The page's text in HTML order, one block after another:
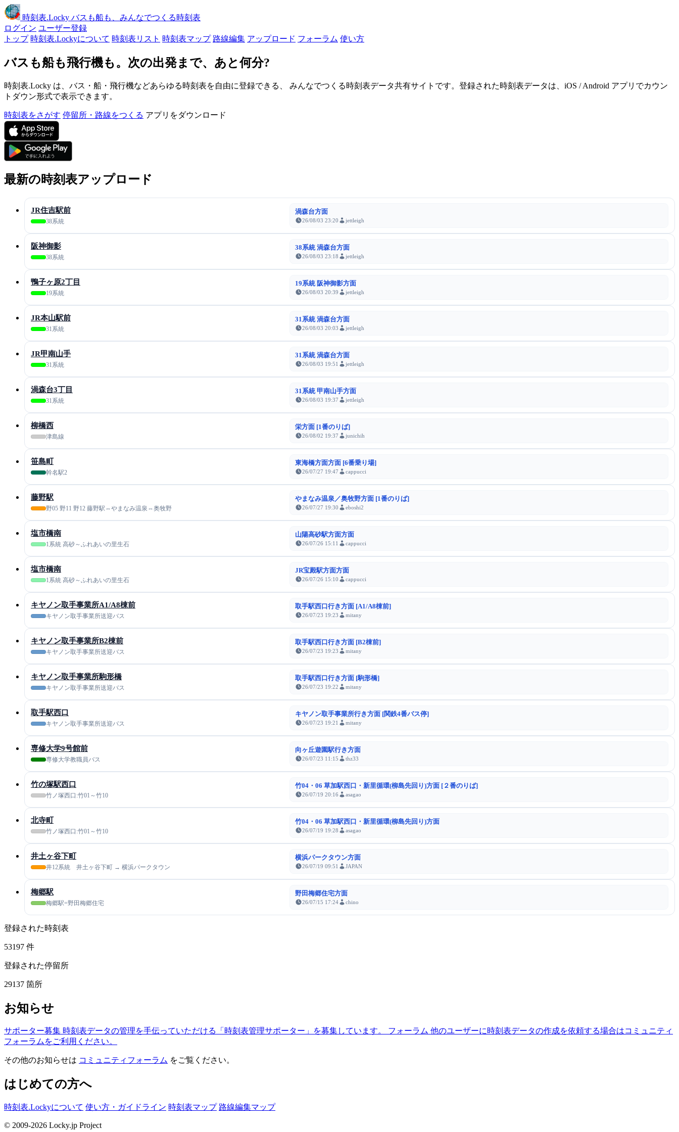
時刻表.Locky バスも船も、みんなでつくる時刻表
ログイン ユーザー登録
トップ 時刻表.Lockyについて 時刻表リスト 時刻表マップ 路線編集 アップロード フォーラム 使い方
バスも船も飛行機も。次の出発まで、あと何分?
時刻表.Locky は、バス・船・飛行機などあらゆる時刻表を自由に登録できる、 みんなでつくる時刻表データ共有サイトです。登録された時刻表データは、iOS / Android アプリでカウン
トダウン形式で表示できます。
時刻表をさがす 停留所・路線をつくる アプリをダウンロード
最新の時刻表アップロード
JR住吉駅前
38系統
渦森台方面
26/08/03 23:20 jettleigh
阪神御影
38系統
38系統 渦森台方面
26/08/03 23:18 jettleigh
鴨子ヶ原2丁目
19系統
19系統 阪神御影方面
26/08/03 20:39 jettleigh
JR本山駅前
31系統
31系統 渦森台方面
26/08/03 20:03 jettleigh
JR甲南山手
31系統
31系統 渦森台方面
26/08/03 19:51 jettleigh
渦森台3丁目
31系統
31系統 甲南山手方面
26/08/03 19:37 jettleigh
柳橋西
津島線
栄方面 [1番のりば]
26/08/02 19:37 junichih
笹島町
幹名駅2
東海橋方面方面 [6番乗り場]
26/07/27 19:47 cappucci
藤野駅
野05 野11 野12 藤野駅⇔やまなみ温泉⇔奥牧野
やまなみ温泉／奥牧野方面 [1番のりば]
26/07/27 19:30 eboshi2
塩市橋南
1系統 高砂～ふれあいの里生石
山陽高砂駅方面方面
26/07/26 15:11 cappucci
塩市橋南
1系統 高砂～ふれあいの里生石
JR宝殿駅方面方面
26/07/26 15:10 cappucci
キヤノン取手事業所A1/A8棟前
キヤノン取手事業所送迎バス
取手駅西口行き方面 [A1/A8棟前]
26/07/23 19:23 mitany
キヤノン取手事業所B2棟前
キヤノン取手事業所送迎バス
取手駅西口行き方面 [B2棟前]
26/07/23 19:23 mitany
キヤノン取手事業所駒形橋
キヤノン取手事業所送迎バス
取手駅西口行き方面 [駒形橋]
26/07/23 19:22 mitany
取手駅西口
キヤノン取手事業所送迎バス
キヤノン取手事業所行き方面 [関鉄4番バス停]
26/07/23 19:21 mitany
専修大学9号館前
専修大学教職員バス
向ヶ丘遊園駅行き方面
26/07/23 11:15 thz33
竹の塚駅西口
竹ノ塚西口:竹01～竹10
竹04・06 草加駅西口・新里循環(柳島先回り)方面 [２番のりば]
26/07/19 20:16 asagao
北寺町
竹ノ塚西口:竹01～竹10
竹04・06 草加駅西口・新里循環(柳島先回り)方面
26/07/19 19:28 asagao
井土ヶ谷下町
井12系統 井土ヶ谷下町 → 横浜パークタウン
横浜パークタウン方面
26/07/19 09:51 JAPAN
梅郷駅
梅郷駅=野田梅郷住宅
野田梅郷住宅方面
26/07/15 17:24 chino
登録された時刻表
53197 件
登録された停留所
29137 箇所
お知らせ
サポーター募集 時刻表データの管理を手伝っていただける「時刻表管理サポーター」を募集しています。 フォーラム 他のユーザーに時刻表データの作成を依頼する場合はコミュニティ
フォーラムをご利用ください。
その他のお知らせは コミュニティフォーラム をご覧ください。
はじめての方へ
時刻表.Lockyについて 使い方・ガイドライン 時刻表マップ 路線編集マップ
© 2009-2026 Locky.jp Project